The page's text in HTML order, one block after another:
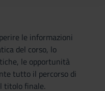
le informazioni
del corso, lo
le opportunità
tutto il percorso di
titolo finale.